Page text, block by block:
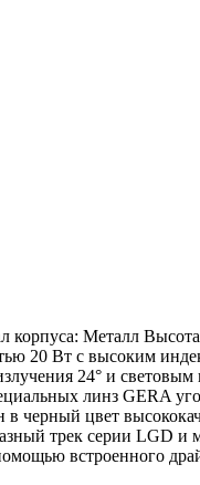
корпуса: Металл
20 Вт с высоким
24° и
линз GERA
черный цвет
трек серии LGD и
встроенного